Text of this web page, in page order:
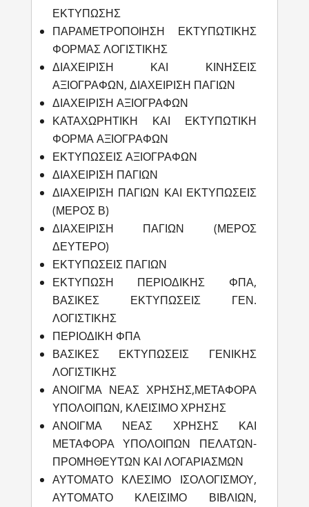
ΕΚΤΥΠΩΣΗΣ
ΠΑΡΑΜΕΤΡΟΠΟΙΗΣΗ ΕΚΤΥΠΩΤΙΚΗΣ
ΦΟΡΜΑΣ ΛΟΓΙΣΤΙΚΗΣ
ΔΙΑΧΕΙΡΙΣΗ ΚΑΙ ΚΙΝΗΣΕΙΣ
ΑΞΙΟΓΡΑΦΩΝ, ΔΙΑΧΕΙΡΙΣΗ ΠΑΓΙΩΝ
ΔΙΑΧΕΙΡΙΣΗ ΑΞΙΟΓΡΑΦΩΝ
ΚΑΤΑΧΩΡΗΤΙΚΗ ΚΑΙ ΕΚΤΥΠΩΤΙΚΗ
ΦΟΡΜΑ ΑΞΙΟΓΡΑΦΩΝ
ΕΚΤΥΠΩΣΕΙΣ ΑΞΙΟΓΡΑΦΩΝ
ΔΙΑΧΕΙΡΙΣΗ ΠΑΓΙΩΝ
ΔΙΑΧΕΙΡΙΣΗ ΠΑΓΙΩΝ ΚΑΙ ΕΚΤΥΠΩΣΕΙΣ
(ΜΕΡΟΣ Β)
ΔΙΑΧΕΙΡΙΣΗ ΠΑΓΙΩΝ (ΜΕΡΟΣ
ΔΕΥΤΕΡΟ)
ΕΚΤΥΠΩΣΕΙΣ ΠΑΓΙΩΝ
ΕΚΤΥΠΩΣΗ ΠΕΡΙΟΔΙΚΗΣ ΦΠΑ,
ΒΑΣΙΚΕΣ ΕΚΤΥΠΩΣΕΙΣ ΓΕΝ.
ΛΟΓΙΣΤΙΚΗΣ
ΠΕΡΙΟΔΙΚΗ ΦΠΑ
ΒΑΣΙΚΕΣ ΕΚΤΥΠΩΣΕΙΣ ΓΕΝΙΚΗΣ
ΛΟΓΙΣΤΙΚΗΣ
ΑΝΟΙΓΜΑ ΝΕΑΣ ΧΡΗΣΗΣ,ΜΕΤΑΦΟΡΑ
ΥΠΟΛΟΙΠΩΝ, ΚΛΕΙΣΙΜΟ ΧΡΗΣΗΣ
ΑΝΟΙΓΜΑ ΝΕΑΣ ΧΡΗΣΗΣ ΚΑΙ
ΜΕΤΑΦΟΡΑ ΥΠΟΛΟΙΠΩΝ ΠΕΛΑΤΩΝ-
ΠΡΟΜΗΘΕΥΤΩΝ ΚΑΙ ΛΟΓΑΡΙΑΣΜΩΝ
ΑΥΤΟΜΑΤΟ ΚΛΕΣΙΜΟ ΙΣΟΛΟΓΙΣΜΟΥ,
ΑΥΤΟΜΑΤΟ ΚΛΕΙΣΙΜΟ ΒΙΒΛΙΩΝ,